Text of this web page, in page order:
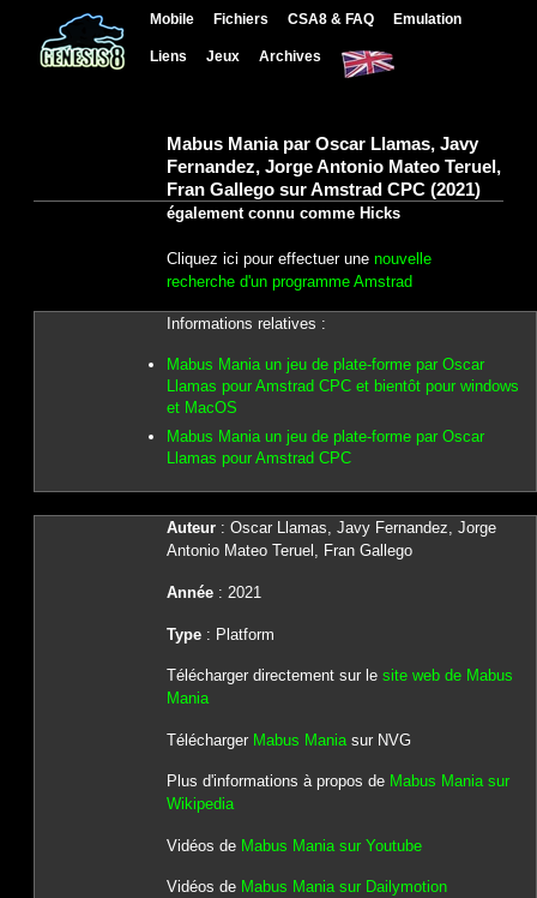
Mobile Fichiers CSA8 & FAQ Emulation
Liens Jeux Archives
Mabus Mania par Oscar Llamas, Javy
Fernandez, Jorge Antonio Mateo Teruel,
Fran Gallego sur Amstrad CPC (2021)
également connu comme Hicks
Cliquez ici pour effectuer une nouvelle
recherche d'un programme Amstrad
Informations relatives :
Mabus Mania un jeu de plate-forme par Oscar
Llamas pour Amstrad CPC et bientôt pour windows
et MacOS
Mabus Mania un jeu de plate-forme par Oscar
Llamas pour Amstrad CPC
Auteur: Oscar Llamas, Javy Fernandez, Jorge
Antonio Mateo Teruel, Fran Gallego
Année: 2021
Type: Platform
Télécharger directement sur le site web de Mabus
Mania
Télécharger Mabus Maniasur NVG
Plus d'informations à propos de Mabus Mania sur
Wikipedia
Vidéos de Mabus Mania sur Youtube
Vidéos de Mabus Mania sur Dailymotion